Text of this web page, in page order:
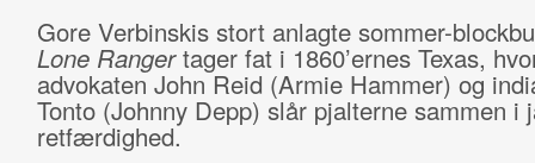
Gore Verbinskis stort anlagte sommer-
Lone Rangertager fat i 1860’ernes Texas,
advokaten John Reid (Armie Hammer) og
Tonto (Johnny Depp) slår pjalterne sammen i
retfærdighed.